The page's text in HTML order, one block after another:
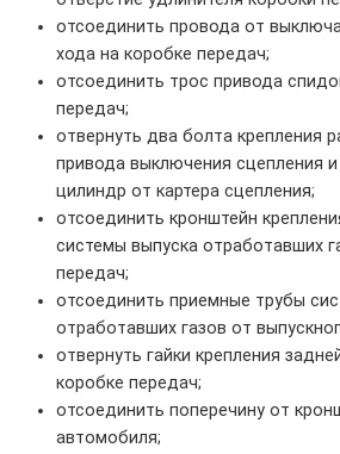
отсоединить провода от
хода на коробке передач;
отсоединить трос привода
передач;
отвернуть два болта крепления
привода выключения сцепления
цилиндр от картера сцепления;
отсоединить кронштейн
системы выпуска отработавших
передач;
отсоединить приемные трубы
отработавших газов от
отвернуть гайки крепления
коробке передач;
отсоединить поперечину от
автомобиля;